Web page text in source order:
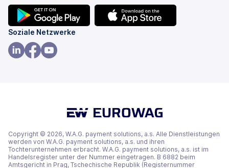
(wird
in
einem
Soziale Netzwerke
Copyright © 2026, W.A.G. payment solutions, a.s. Alle Dienstleistungen
werden von W.A.G. payment solutions, a.s. und ihren
Tochterunternehmen erbracht. W.A.G. payment solutions, a.s. ist im
Handelsregister unter der Nummer eingetragen. B 6882 beim
Amtsgericht in Prag, Tschechische Republik (Registernummer